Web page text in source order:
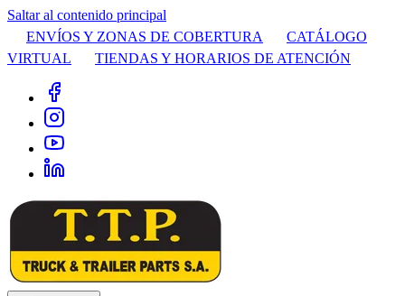
Saltar al contenido principal
ENVÍOS Y ZONAS DE COBERTURA
CATÁLOGO
VIRTUAL
TIENDAS Y HORARIOS DE ATENCIÓN